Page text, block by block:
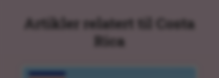
Artikler relatert til Costa
Rica